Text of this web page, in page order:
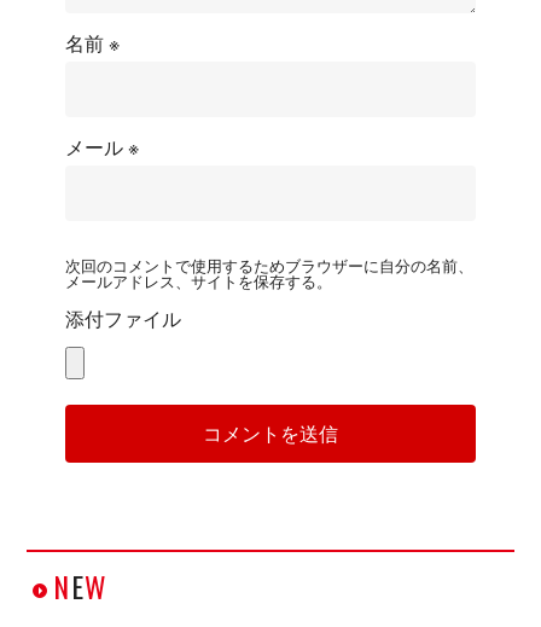
名前※
メール※
次回のコメントで使用するためブラウザーに自分の名前、
メールアドレス、サイトを保存する。
添付ファイル
NEW